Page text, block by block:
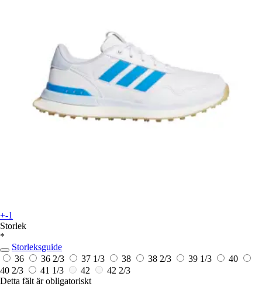
+-1
Storlek
*
Storleksguide
36
36 2/3 37 1/3 38 38 2/3 39 1/3
40
40 2/3
41 1/3 42
42 2/3
Detta fält är obligatoriskt